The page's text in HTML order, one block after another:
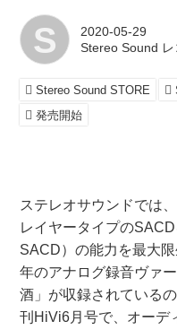
S
2020-05-29
Stereo Sound
Stereo Sound STORE
発売開始
ステレオサウンドでは
レイヤータイプの
SACD）の能力を最大
年のアナログ録音ヴァ
酒」が収録されている
刊HiVi6月号で、オーデ